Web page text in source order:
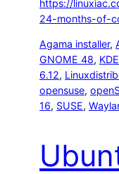
https://
24-months-of-
Agama installer,
GNOME 48,
6.12,
opensuse,
16, SUSE,